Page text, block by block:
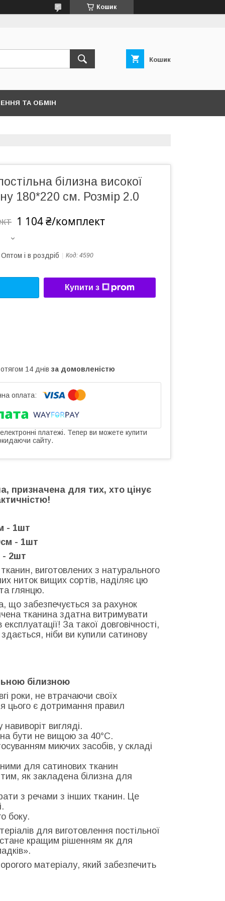
Кошик
Кошик
ТА ОБМІН
білизна високої
180*220 см. Розмір 2.0
1 104 ₴/комплект
Оптом і в роздріб Код: 4590
Купити з
14 днів за домовленістю
платежі. Тепер ви можете купити
сайту.
призначена для тих, хто цінує
- 1шт
- 1шт
- 2шт
виготовлених з натурального
ниток вищих сортів, наділяє цю
глянцю.
що забезпечується за рахунок
тканина здатна витримувати
За такої довговічності,
ніби ви купили сатинову
білизною
роки, не втрачаючи своїх
цього є дотримання правил
вигляді.
бути не вищою за 40°С.
миючих засобів, у складі
для сатинових тканин
як закладена білизна для
з речами з інших тканин. Це
боку.
для виготовлення постільної
стане кращим рішенням як для
матеріалу, який забезпечить